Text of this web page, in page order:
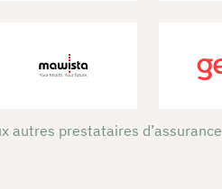
autres prestataires d’assurance